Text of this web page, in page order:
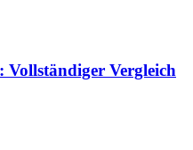
Vollständiger Vergleich